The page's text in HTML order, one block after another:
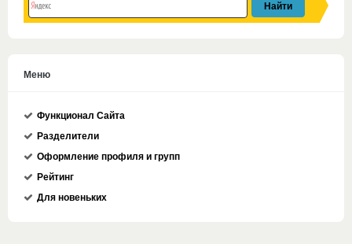
Меню
Функционал Сайта
Разделители
Оформление профиля и групп
Рейтинг
Для новеньких